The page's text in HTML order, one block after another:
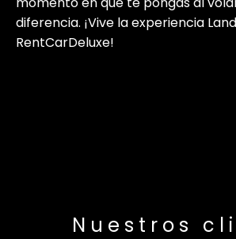
diferencia. ¡Vive la experiencia
RentCarDeluxe!
Nuestros